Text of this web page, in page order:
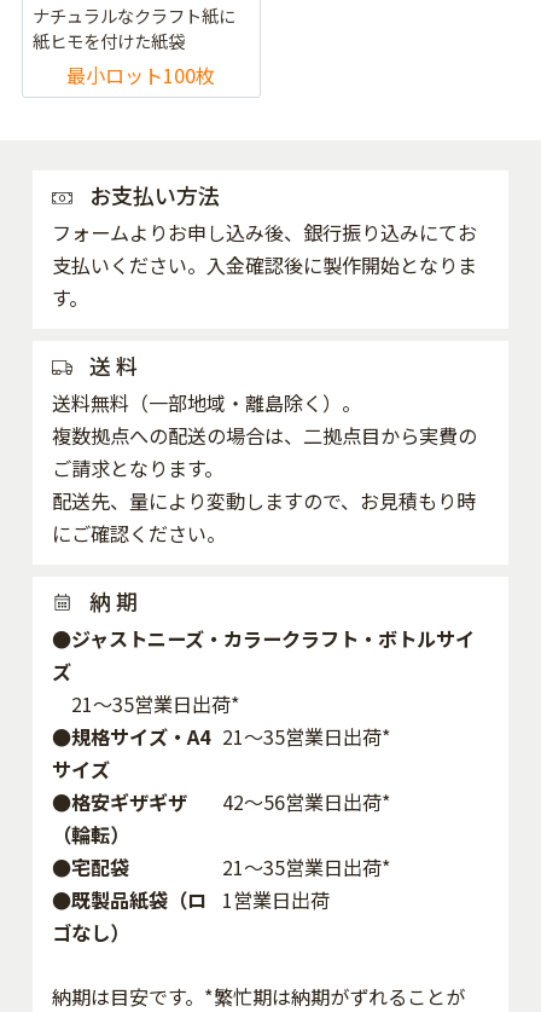
ナチュラルなクラフト紙に
紙ヒモを付けた紙袋
最小ロット100枚
お支払い方法
フォームよりお申し込み後、銀行振り込みにてお
支払いください。入金確認後に製作開始となりま
す。
送 料
送料無料（一部地域・離島除く）。
複数拠点への配送の場合は、二拠点目から実費の
ご請求となります。
配送先、量により変動しますので、お見積もり時
にご確認ください。
納 期
●ジャストニーズ・カラークラフト・ボトルサイ
ズ
21～35営業日出荷*
●規格サイズ・A4
サイズ
21～35営業日出荷*
●格安ギザギザ
（輪転）
42〜56営業日出荷*
●宅配袋
21～35営業日出荷*
●既製品紙袋（ロ
ゴなし）
1営業日出荷
納期は目安です。*繁忙期は納期がずれることが